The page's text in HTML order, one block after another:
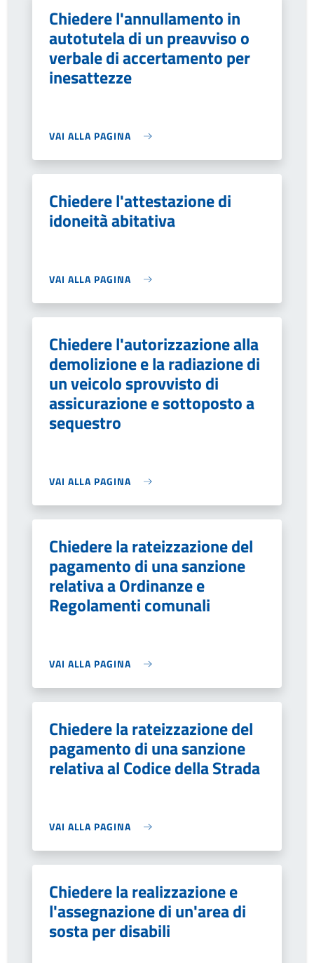
Chiedere l'annullamento in
autotutela di un preavviso o
verbale di accertamento per
inesattezze
VAI ALLA PAGINA
Chiedere l'attestazione di
idoneità abitativa
VAI ALLA PAGINA
Chiedere l'autorizzazione alla
demolizione e la radiazione di
un veicolo sprovvisto di
assicurazione e sottoposto a
sequestro
VAI ALLA PAGINA
Chiedere la rateizzazione del
pagamento di una sanzione
relativa a Ordinanze e
Regolamenti comunali
VAI ALLA PAGINA
Chiedere la rateizzazione del
pagamento di una sanzione
relativa al Codice della Strada
VAI ALLA PAGINA
Chiedere la realizzazione e
l'assegnazione di un'area di
sosta per disabili